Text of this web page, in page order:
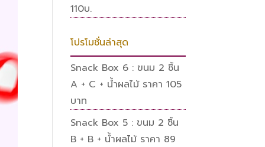
110บ.
โปรโมชั่นล่าสุด
Snack Box 6 : ขนม 2 ชิ้น
A + C + น้ำผลไม้ ราคา 105
บาท
Snack Box 5 : ขนม 2 ชิ้น
B + B + น้ำผลไม้ ราคา 89